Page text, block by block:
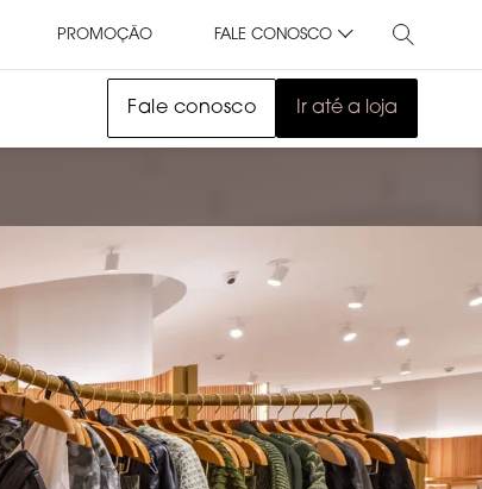
PROMOÇÃO FALE CONOSCO
Fale conosco Ir até a loja